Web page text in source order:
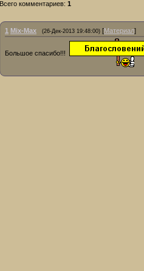
Всего комментариев: 1
1 Mix-Max (26-Дек-2013 19:48:00) [Материал]
Большое спасибо!!!